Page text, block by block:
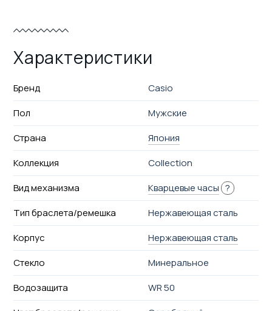
Характеристики
Бренд
Casio
Пол
Мужские
Страна
Япония
Коллекция
Collection
Вид механизма
Кварцевые часы ?
Тип браслета/ремешка
Нержавеющая сталь
Корпус
Нержавеющая сталь
Стекло
Минеральное
Водозащита
WR 50